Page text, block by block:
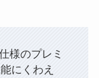
様のプレミ
にくわえ